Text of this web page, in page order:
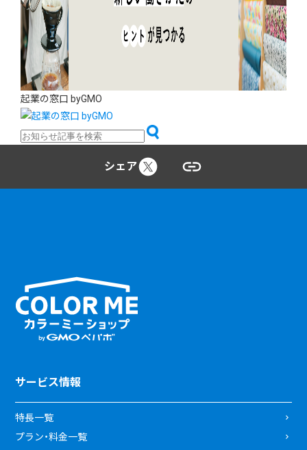
起業の窓口 byGMO
シェア
サービス情報
特長一覧
プラン・料金一覧